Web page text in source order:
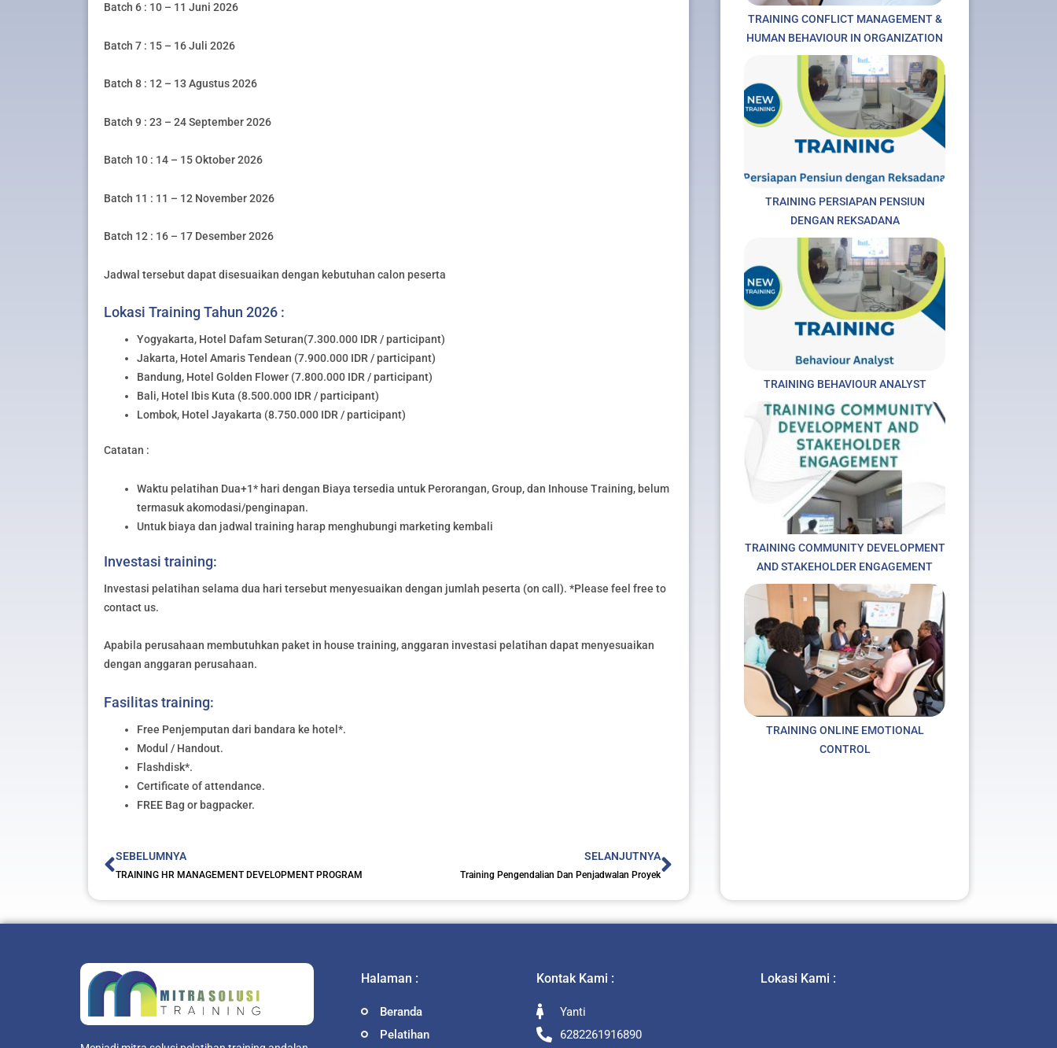
Batch 6 : 10 – 11 Juni 2026
Batch 7 : 15 – 16 Juli 2026
Batch 8 : 12 – 13 Agustus 2026
Batch 9 : 23 – 24 September 2026
Batch 10 : 14 – 15 Oktober 2026
Batch 11 : 11 – 12 November 2026
Batch 12 : 16 – 17 Desember 2026
Jadwal tersebut dapat disesuaikan dengan kebutuhan calon peserta
Lokasi Training Tahun 2026 :
Yogyakarta, Hotel Dafam Seturan(7.300.000 IDR / participant)
Jakarta, Hotel Amaris Tendean (7.900.000 IDR / participant)
Bandung, Hotel Golden Flower (7.800.000 IDR / participant)
Bali, Hotel Ibis Kuta (8.500.000 IDR / participant)
Lombok, Hotel Jayakarta (8.750.000 IDR / participant)
Catatan :
Waktu pelatihan Dua+1* hari dengan Biaya tersedia untuk Perorangan, Group, dan Inhouse Training, belum
termasuk akomodasi/penginapan.
Untuk biaya dan jadwal training harap menghubungi marketing kembali
Investasi training:
Investasi pelatihan selama dua hari tersebut menyesuaikan dengan jumlah peserta (on call). *Please feel free to
contact us.
Apabila perusahaan membutuhkan paket in house training, anggaran investasi pelatihan dapat menyesuaikan
dengan anggaran perusahaan.
Fasilitas training:
Free Penjemputan dari bandara ke hotel*.
Modul / Handout.
Flashdisk*.
Certificate of attendance.
FREE Bag or bagpacker.
Prev
SEBELUMNYA
TRAINING HR MANAGEMENT DEVELOPMENT PROGRAM
SELANJUTNYA
Training Pengendalian Dan Penjadwalan Proyek
Next
TRAINING CONFLICT MANAGEMENT &
HUMAN BEHAVIOUR IN ORGANIZATION
TRAINING PERSIAPAN PENSIUN
DENGAN REKSADANA
TRAINING BEHAVIOUR ANALYST
TRAINING COMMUNITY DEVELOPMENT
AND STAKEHOLDER ENGAGEMENT
TRAINING ONLINE EMOTIONAL
CONTROL
Halaman :
Beranda
Pelatihan
Kontak Kami :
Yanti
6282261916890
Lokasi Kami :